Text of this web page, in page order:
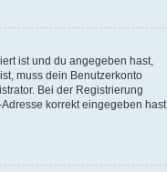
ist und du angegeben hast,
muss dein Benutzerkonto
Bei der Registrierung
korrekt eingegeben hast